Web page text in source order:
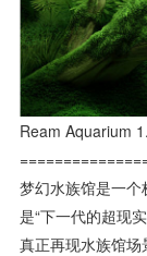
Ream Aquarium
梦幻水族馆是一
是“下一代的超现
真正再现水族馆场